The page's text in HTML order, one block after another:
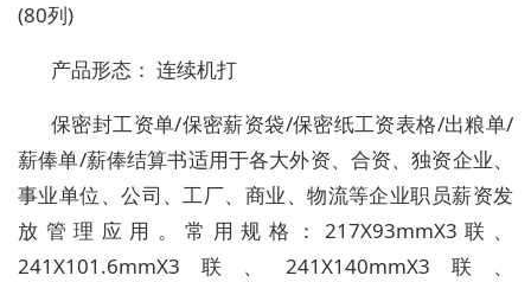
(80列)
产品形态： 连续机打
保密封工资单/保密薪资袋/保密纸工资表格/出粮单/
薪俸单/薪俸结算书适用于各大外资、合资、独资企业、
事业单位、公司、工厂、商业、物流等企业职员薪资发
放管理应用。常用规格：217X93mmX3联、
241X101.6mmX3联、241X140mmX3联、